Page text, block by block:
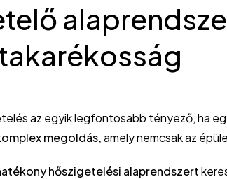
az egyik legfontosabb tényező, ha
megoldás,amely nemcsak az
hőszigetelési alaprendszert